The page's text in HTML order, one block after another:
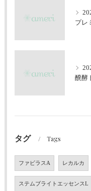
プレ
醗酵
タグ Tags
ファビラスA レカルカ
ステムブライトエッセンスL